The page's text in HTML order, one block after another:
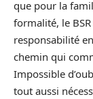
que pour la
formalité, le
responsabilité
chemin qui
Impossible
tout aussi